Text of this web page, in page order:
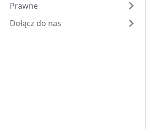
Prawne
Dołącz do nas